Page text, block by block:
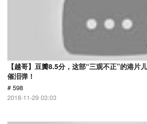
【越哥】豆瓣8.5分，这部“三观不正”的港片
催泪弹！
# 598
2018-11-29 03:03